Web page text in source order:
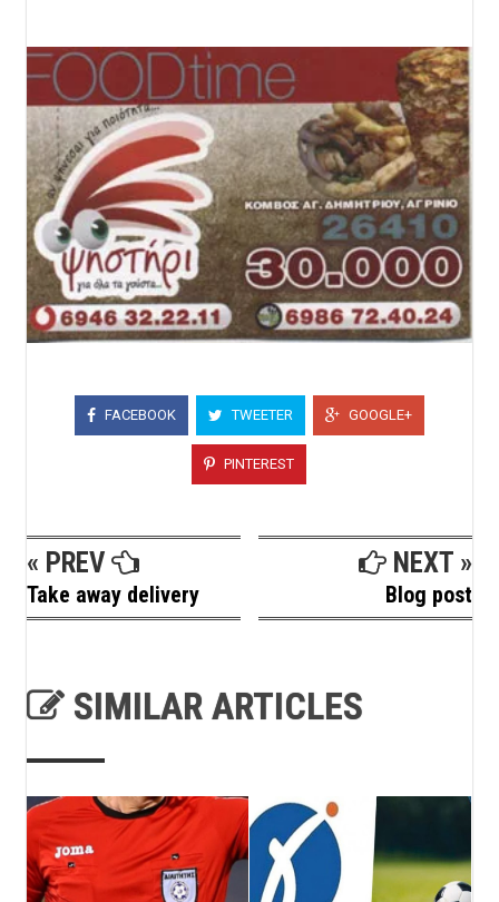
FACEBOOK TWEETER GOOGLE+
PINTEREST
« PREV
Take away delivery
NEXT »
Blog post
SIMILAR ARTICLES